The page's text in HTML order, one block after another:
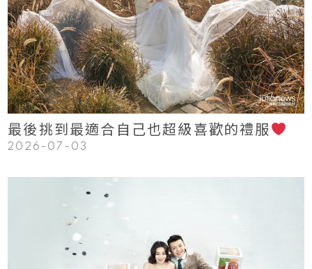
Read More
最後挑到最適合自己也超級喜歡的禮服
2026-07-03
123